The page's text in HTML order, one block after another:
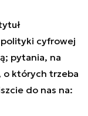
polityki cyfrowej
pytania, na
o których trzeba
do nas na: